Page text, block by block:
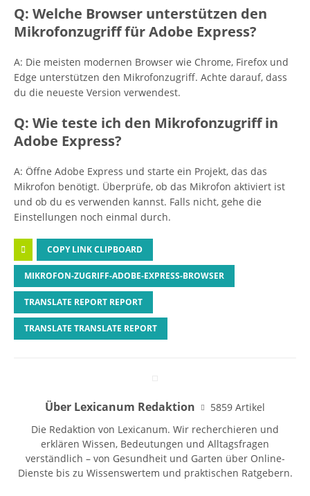
Q: Welche Browser unterstützen den
Mikrofonzugriff für Adobe Express?
A: Die meisten modernen Browser wie Chrome, Firefox und
Edge unterstützen den Mikrofonzugriff. Achte darauf, dass
du die neueste Version verwendest.
Q: Wie teste ich den Mikrofonzugriff in
Adobe Express?
A: Öffne Adobe Express und starte ein Projekt, das das
Mikrofon benötigt. Überprüfe, ob das Mikrofon aktiviert ist
und ob du es verwenden kannst. Falls nicht, gehe die
Einstellungen noch einmal durch.
COPY LINK CLIPBOARD
MIKROFON-ZUGRIFF-ADOBE-EXPRESS-BROWSER
TRANSLATE REPORT REPORT
TRANSLATE TRANSLATE REPORT
Über Lexicanum Redaktion
5859 Artikel
Die Redaktion von Lexicanum. Wir recherchieren und
erklären Wissen, Bedeutungen und Alltagsfragen
verständlich – von Gesundheit und Garten über Online-
Dienste bis zu Wissenswertem und praktischen Ratgebern.